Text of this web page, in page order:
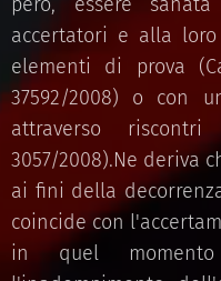
accertatori e alla
elementi di prova
37592/2008) o con
attraverso
3057/2008).Ne deriva
ai fini della
coincide con
in quel